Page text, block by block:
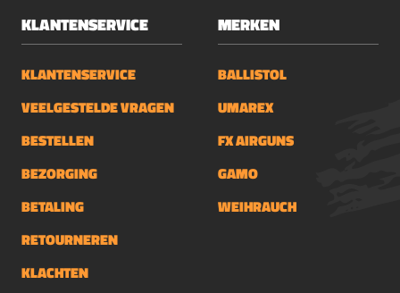
KLANTENSERVICE
KLANTENSERVICE
VEELGESTELDE VRAGEN
BESTELLEN
BEZORGING
BETALING
RETOURNEREN
KLACHTEN
MERKEN
BALLISTOL
UMAREX
FX AIRGUNS
GAMO
WEIHRAUCH